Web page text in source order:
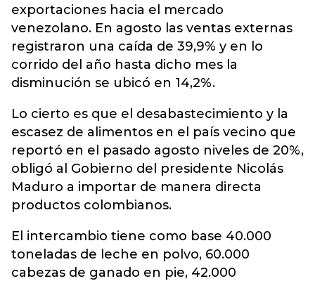
exportaciones hacia el mercado
venezolano. En agosto las ventas externas
registraron una caída de 39,9% y en lo
corrido del año hasta dicho mes la
disminución se ubicó en 14,2%.
Lo cierto es que el desabastecimiento y la
escasez de alimentos en el país vecino que
reportó en el pasado agosto niveles de 20%,
obligó al Gobierno del presidente Nicolás
Maduro a importar de manera directa
productos colombianos.
El intercambio tiene como base 40.000
toneladas de leche en polvo, 60.000
cabezas de ganado en pie, 42.000